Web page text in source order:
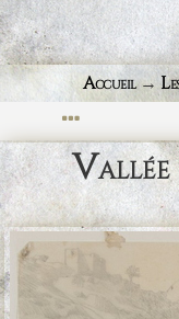
Accueil→
Vallée